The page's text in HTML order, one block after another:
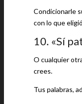
Condicionarle
con lo que
10. «Sí
O cualquier
crees.
Tus palabras,